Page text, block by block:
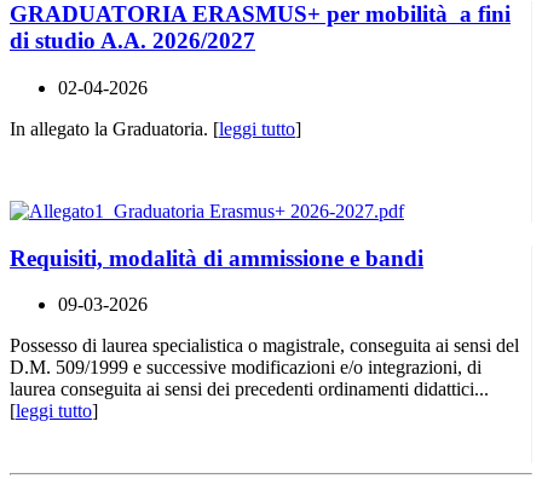
GRADUATORIA ERASMUS+ per mobilità a fini
di studio A.A. 2026/2027
02-04-2026
In allegato la Graduatoria. [leggi tutto]
Requisiti, modalità di ammissione e bandi
09-03-2026
Possesso di laurea specialistica o magistrale, conseguita ai sensi del
D.M. 509/1999 e successive modificazioni e/o integrazioni, di
laurea conseguita ai sensi dei precedenti ordinamenti didattici...
[leggi tutto]